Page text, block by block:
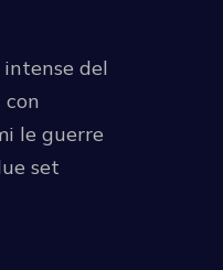
del
le guerre
set